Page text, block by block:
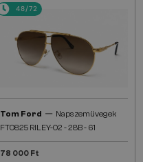
48/72
Tom Ford — Napszemüvegek
FT0825 RILEY-02 - 28B - 61
78 000 Ft